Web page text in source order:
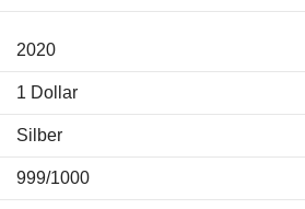
2020
1 Dollar
Silber
999/1000